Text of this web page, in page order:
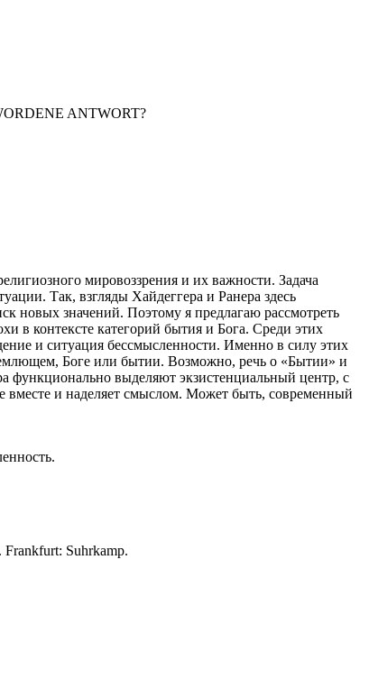
ANTWORT?
мировоззрения и их важности. Задача
Так, взгляды Хайдеггера и Ранера здесь
новых значений. Поэтому я предлагаю рассмотреть
в контексте категорий бытия и Бога. Среди этих
и ситуация бессмысленности. Именно в силу этих
Боге или бытии. Возможно, речь о «Бытии» и
функционально выделяют экзистенциальный центр, с
вместе и наделяет смыслом. Может быть, современный
. Frankfurt: Suhrkamp.